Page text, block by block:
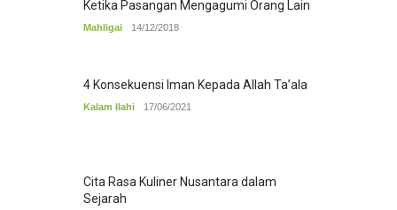
Ketika Pasangan Mengagumi Orang Lain
Mahligai 14/12/2018
4 Konsekuensi Iman Kepada Allah Ta’ala
Kalam Ilahi 17/06/2021
Cita Rasa Kuliner Nusantara dalam
Sejarah